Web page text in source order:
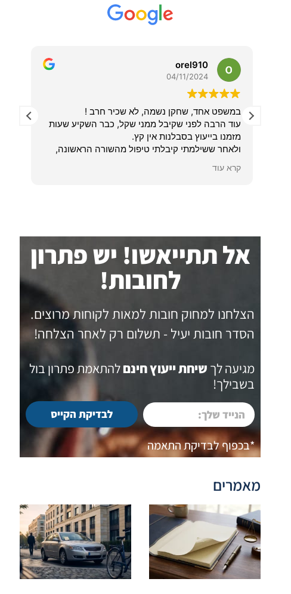
orel910
04/11/2024
במשפט אחד, שחקן נשמה, לא שכיר חרב !
עוד הרבה לפני שקיבל ממני שקל, כבר השקיע שעות
מזמנו בייעוץ בסבלנות אין קץ.
ולאחר ששילמתי קיבלתי טיפול מהשורה הראשונה,
על הצד הטוב ביותר במהירות וביעילות שעוד לא
קרא עוד
אל תתייאשו! יש פתרון
לחובות!
הצלחנו למחוק חובות למאות לקוחות מרוצים.
הסדר חובות יעיל - תשלום רק לאחר הצלחה!
מגיעה לך שיחת ייעוץ חינםלהתאמת פתרון בול
בשבילך!
לבדיקת הקייס
*בכפוף לבדיקת התאמה
מאמרים